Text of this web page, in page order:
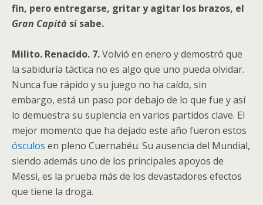
fin, pero entregarse, gritar y agitar los brazos, el
Gran Capità sí sabe.
Milito. Renacido. 7.Volvió en enero y demostró que
la sabiduría táctica no es algo que uno pueda olvidar.
Nunca fue rápido y su juego no ha caído, sin
embargo, está un paso por debajo de lo que fue y así
lo demuestra su suplencia en varios partidos clave. El
mejor momento que ha dejado este año fueron estos
ósculos en pleno Cuernabéu. Su ausencia del Mundial,
siendo además uno de los principales apoyos de
Messi, es la prueba más de los devastadores efectos
que tiene la droga.